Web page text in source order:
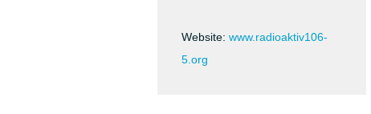
Website: www.radioaktiv106-
5.org